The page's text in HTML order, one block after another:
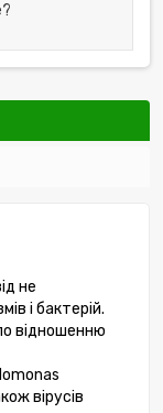
не
і бактерій.
відношенню
вірусів